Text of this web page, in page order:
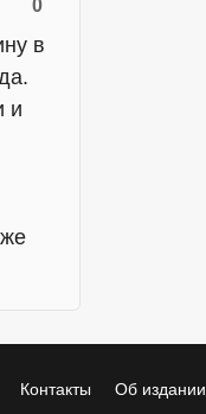
0
в
и
Контакты Об издании